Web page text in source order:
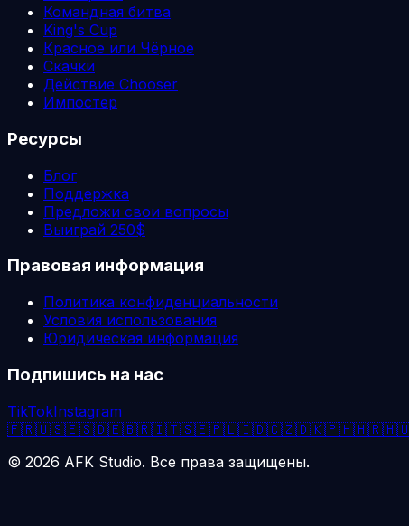
Командная битва
King's Cup
Красное или Чёрное
Скачки
Действие Chooser
Импостер
Ресурсы
Блог
Поддержка
Предложи свои вопросы
Выиграй 250$
Правовая информация
Политика конфиденциальности
Условия использования
Юридическая информация
Подпишись на нас
TikTokInstagram
🇫🇷🇺🇸🇪🇸🇩🇪🇧🇷🇮🇹🇸🇪🇵🇱🇮🇩🇨🇿🇩🇰🇵🇭🇭🇷
© 2026 AFK Studio. Все права защищены.